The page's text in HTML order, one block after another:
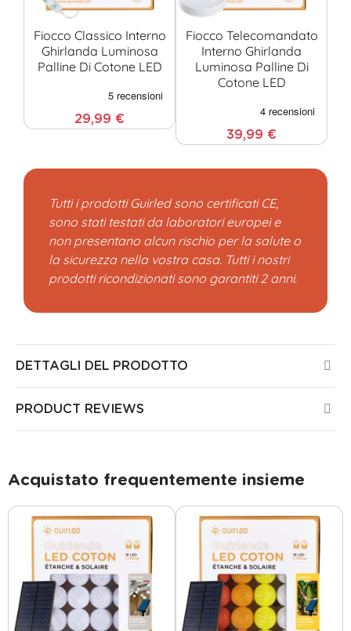
Fiocco Classico Interno
Ghirlanda Luminosa
Palline Di Cotone LED
29,99 €
Fiocco Telecomandato
Interno Ghirlanda
Luminosa Palline Di
Cotone LED
39,99 €
Tutti i prodotti Guirled sono certificati CE,
sono stati testati da laboratori europei e
non presentano alcun rischio per la salute o
la sicurezza nella vostra casa. Tutti i nostri
prodotti ricondizionati sono garantiti 2 anni.
DETTAGLI DEL PRODOTTO
PRODUCT REVIEWS
Acquistato frequentemente insieme